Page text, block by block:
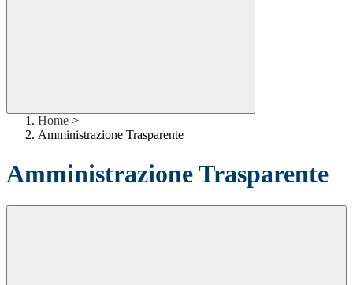
Home >
Amministrazione Trasparente
Amministrazione Trasparente